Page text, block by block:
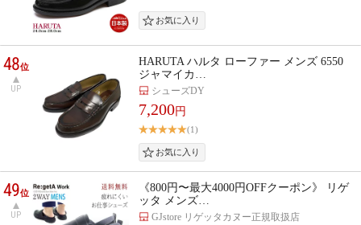
48位
UP
HARUTA ハルタ ローファー メンズ 6550
ジャマイカ…
シューズDY
7,200円
(1)
49位
UP
《800円〜最大4000円OFFクーポン》 リゲ
ッタ メンズ…
GJstore リゲッタカヌー正規取扱店